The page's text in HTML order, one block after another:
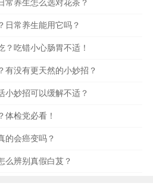
常养生怎么选对花茶？
日常养生能用它吗？
吃错小心肠胃不适！
有没有更天然的小妙招？
小妙招可以缓解不适？
体检党必看！
的会癌变吗？
么辨别真假白芨？